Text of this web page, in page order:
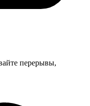
перерывы,